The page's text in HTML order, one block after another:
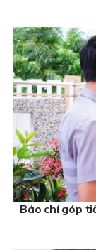
Báo chí góp